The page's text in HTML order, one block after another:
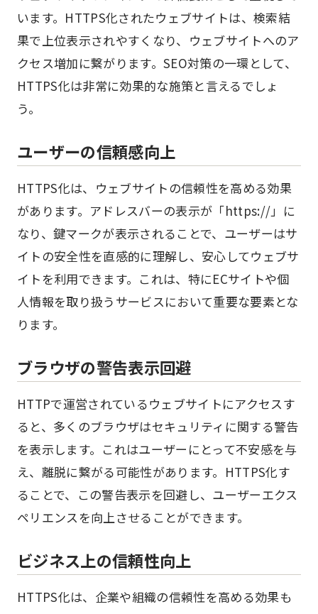
います。HTTPS化されたウェブサイトは、検索結
果で上位表示されやすくなり、ウェブサイトへのア
クセス増加に繋がります。SEO対策の一環として、
HTTPS化は非常に効果的な施策と言えるでしょ
う。
ユーザーの信頼感向上
HTTPS化は、ウェブサイトの信頼性を高める効果
があります。アドレスバーの表示が「https://」に
なり、鍵マークが表示されることで、ユーザーはサ
イトの安全性を直感的に理解し、安心してウェブサ
イトを利用できます。これは、特にECサイトや個
人情報を取り扱うサービスにおいて重要な要素とな
ります。
ブラウザの警告表示回避
HTTPで運営されているウェブサイトにアクセスす
ると、多くのブラウザはセキュリティに関する警告
を表示します。これはユーザーにとって不安感を与
え、離脱に繋がる可能性があります。HTTPS化す
ることで、この警告表示を回避し、ユーザーエクス
ペリエンスを向上させることができます。
ビジネス上の信頼性向上
HTTPS化は、企業や組織の信頼性を高める効果も